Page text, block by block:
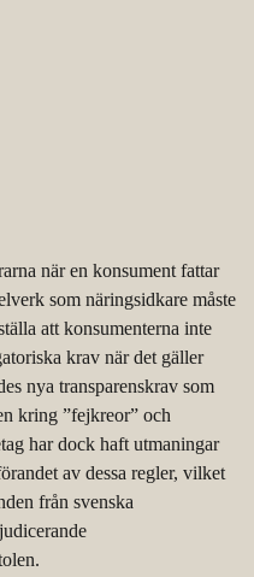
när en konsument fattar
som näringsidkare måste
att konsumenterna inte
krav när det gäller
nya transparenskrav som
kring ”fejkreor” och
har dock haft utmaningar
av dessa regler, vilket
från svenska